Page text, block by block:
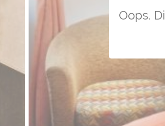
Oops.